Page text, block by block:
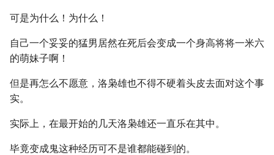
可是为什么！为什么！
自己一个妥妥的猛男居然在死后会变成一个身高将将一米六
的萌妹子啊！
但是再怎么不愿意，洛枭雄也不得不硬着头皮去面对这个事
实。
实际上，在最开始的几天洛枭雄还一直乐在其中。
毕竟变成鬼这种经历可不是谁都能碰到的。